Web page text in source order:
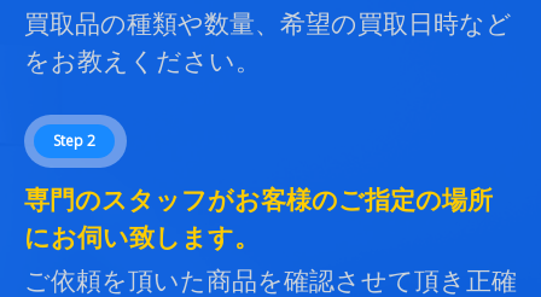
買取品の種類や数量、希望の買取日時など
をお教えください。
Step 2
専門のスタッフがお客様のご指定の場所
にお伺い致します。
ご依頼を頂いた商品を確認させて頂き正確